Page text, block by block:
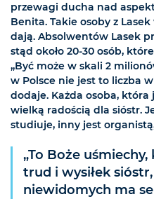
przewagi ducha nad
Benita. Takie osoby z
dają. Absolwentów Lasek
stąd około 20-30 osób,
„Być może w skali 2
w Polsce nie jest to liczba
dodaje. Każda osoba,
wielką radością dla sióstr.
studiuje, inny jest
„To Boże
trud i wysiłek
niewidomych ma